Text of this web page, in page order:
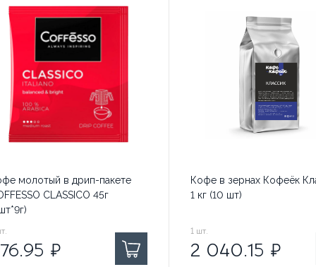
молотый в дрип-пакете
CLASSICO 45г
₽
Кофе в зернах Кофеёк
1 кг (10 шт)
2 040.15
1 шт.
2 040.15 ₽